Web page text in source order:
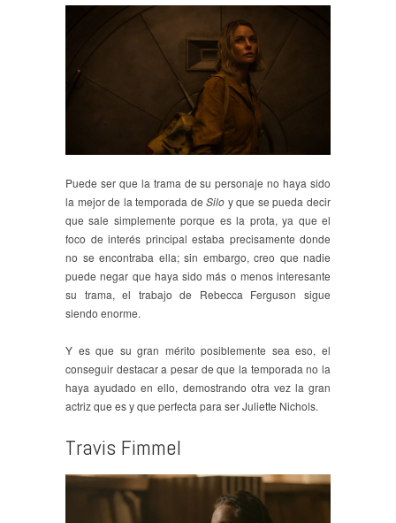
Puede ser que la trama de su personaje no haya sido
la mejor de la temporada deSilo y que se pueda decir
que sale simplemente porque es la prota, ya que el
foco de interés principal estaba precisamente donde
no se encontraba ella; sin embargo, creo que nadie
puede negar que haya sido más o menos interesante
su trama, el trabajo de Rebecca Ferguson sigue
siendo enorme.
Y es que su gran mérito posiblemente sea eso, el
conseguir destacar a pesar de que la temporada no la
haya ayudado en ello, demostrando otra vez la gran
actriz que es y que perfecta para ser Juliette Nichols.
Travis Fimmel